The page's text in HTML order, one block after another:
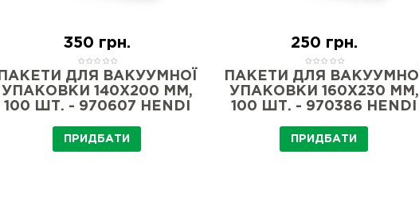
350 грн.
ПАКЕТИ ДЛЯ ВАКУУМНОЇ
УПАКОВКИ 140X200 ММ,
100 ШТ. - 970607 HENDI
ПРИДБАТИ
250 грн.
ПАКЕТИ ДЛЯ ВАКУУМНОЇ
УПАКОВКИ 160X230 ММ,
100 ШТ. - 970386 HENDI
ПРИДБАТИ